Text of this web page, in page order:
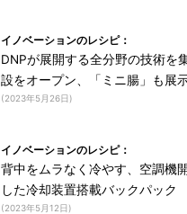
イノベーションのレシピ：
DNPが展開する全分野の技術を
設をオープン、「ミニ腸」も展
(2023年5月26日)
イノベーションのレシピ：
背中をムラなく冷やす、空調機
した冷却装置搭載バックパック
(2023年5月12日)